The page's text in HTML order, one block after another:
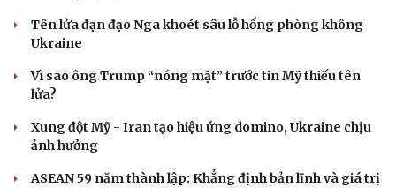
Tên lửa đạn đạo Nga khoét sâu lỗ hổng phòng không
Ukraine
Vì sao ông Trump “nóng mặt” trước tin Mỹ thiếu tên
lửa?
Xung đột Mỹ - Iran tạo hiệu ứng domino, Ukraine chịu
ảnh hưởng
ASEAN 59 năm thành lập: Khẳng định bản lĩnh và giá trị